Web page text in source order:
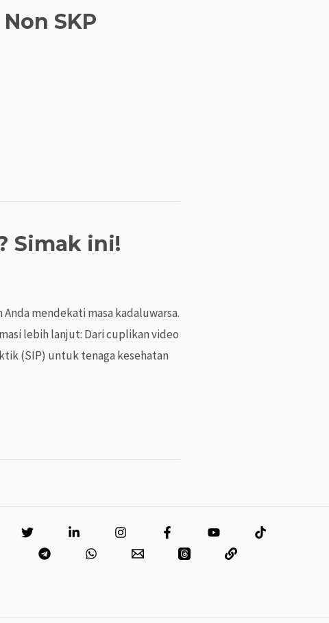
SKP
Simak ini!
mendekati masa kadaluwarsa.
lebih lanjut: Dari cuplikan video
(SIP) untuk tenaga kesehatan